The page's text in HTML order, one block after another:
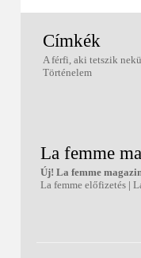
Címkék
A férfi, aki tetszik
Történelem
La femme
Új! La femme
La femme előfizetés |